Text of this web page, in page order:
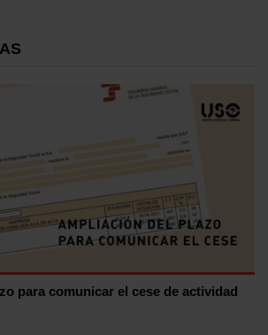
para comunicar el cese de actividad